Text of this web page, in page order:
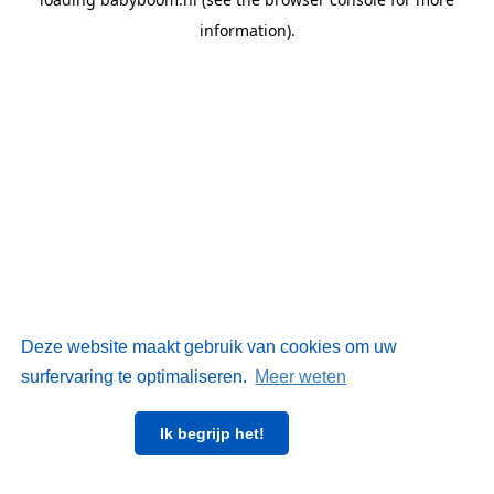
Deze website maakt gebruik van cookies om uw
surfervaring te optimaliseren. Meer weten
Ik begrijp het!
information).